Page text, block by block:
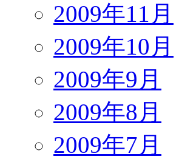
2009年11月
2009年10月
2009年9月
2009年8月
2009年7月